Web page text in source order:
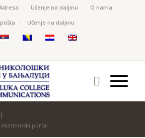
Učenje na daljinu
O nama
Učenje na daljinu
Akademski portal